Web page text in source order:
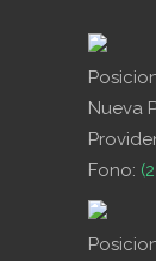
Nueva
Fono: